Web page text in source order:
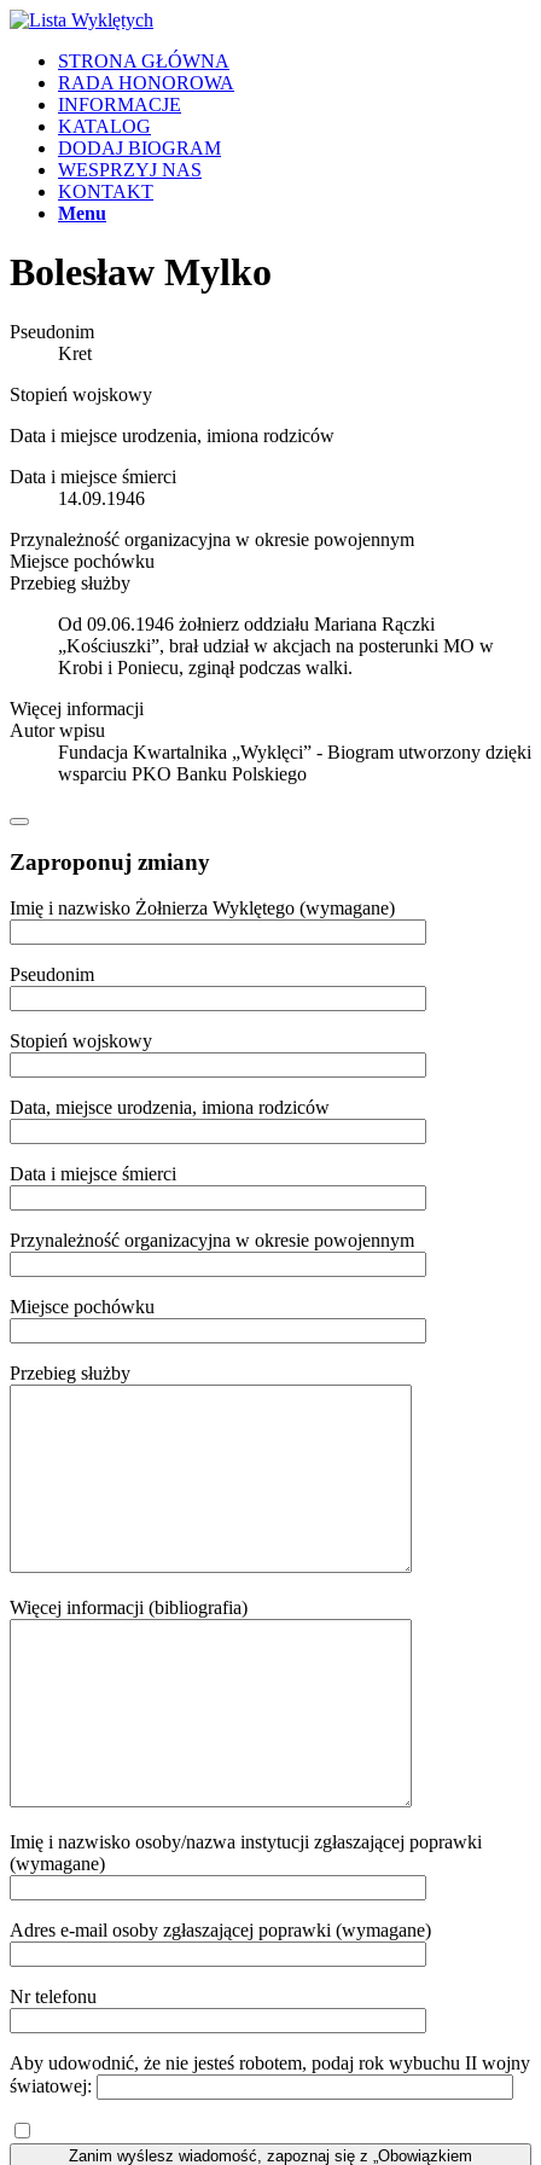
STRONA GŁÓWNA
RADA HONOROWA
INFORMACJE
KATALOG
DODAJ BIOGRAM
WESPRZYJ NAS
KONTAKT
Menu
Bolesław Mylko
Pseudonim
Kret
Stopień wojskowy
Data i miejsce urodzenia, imiona rodziców
Data i miejsce śmierci
14.09.1946
Przynależność organizacyjna w okresie powojennym
Miejsce pochówku
Przebieg służby
Od 09.06.1946 żołnierz oddziału Mariana Rączki
„Kościuszki”, brał udział w akcjach na posterunki MO w
Krobi i Poniecu, zginął podczas walki.
Więcej informacji
Autor wpisu
Fundacja Kwartalnika „Wyklęci” - Biogram utworzony dzięki
wsparciu PKO Banku Polskiego
Zaproponuj zmiany
Imię i nazwisko Żołnierza Wyklętego (wymagane)
Pseudonim
Stopień wojskowy
Data, miejsce urodzenia, imiona rodziców
Data i miejsce śmierci
Przynależność organizacyjna w okresie powojennym
Miejsce pochówku
Przebieg służby
Więcej informacji (bibliografia)
Imię i nazwisko osoby/nazwa instytucji zgłaszającej poprawki
(wymagane)
Adres e-mail osoby zgłaszającej poprawki (wymagane)
Nr telefonu
Aby udowodnić, że nie jesteś robotem, podaj rok wybuchu II wojny
światowej:
Zanim wyślesz wiadomość, zapoznaj się z „Obowiązkiem